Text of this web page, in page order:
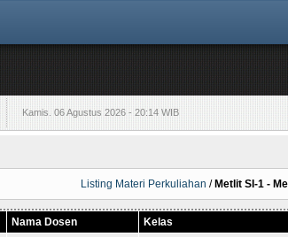
Kamis. 06 Agustus 2026 - 20:14 WIB
Listing Materi Perkuliahan / Metlit SI-1 -
Nama Dosen
Kelas